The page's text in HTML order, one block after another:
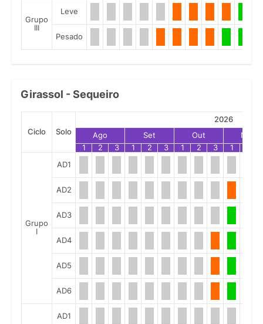
Grupo
III
Leve
Pesado
Girassol - Sequeiro
Ciclo Solo
2026
Ago
Set Out
Nov
1
2 3 1 2 3 1 2 3 1
Grupo
I
AD1
AD2
AD3
AD4
AD5
AD6
AD1